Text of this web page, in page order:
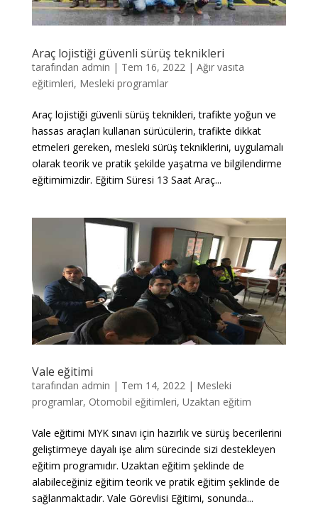
Araç lojistiği güvenli sürüş teknikleri
tarafından admin | Tem 16, 2022 | Ağır vasıta
eğitimleri, Mesleki programlar
Araç lojistiği güvenli sürüş teknikleri, trafikte yoğun ve
hassas araçları kullanan sürücülerin, trafikte dikkat
etmeleri gereken, mesleki sürüş tekniklerini, uygulamalı
olarak teorik ve pratik şekilde yaşatma ve bilgilendirme
eğitimimizdir. Eğitim Süresi 13 Saat Araç...
Vale eğitimi
tarafından admin | Tem 14, 2022 | Mesleki
programlar, Otomobil eğitimleri, Uzaktan eğitim
Vale eğitimi MYK sınavı için hazırlık ve sürüş becerilerini
geliştirmeye dayalı işe alım sürecinde sizi destekleyen
eğitim programıdır. Uzaktan eğitim şeklinde de
alabileceğiniz eğitim teorik ve pratik eğitim şeklinde de
sağlanmaktadır. Vale Görevlisi Eğitimi, sonunda...